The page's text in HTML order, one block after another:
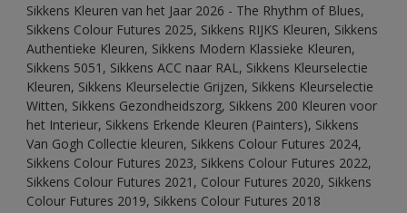
Sikkens Kleuren van het Jaar 2026 - The Rhythm of Blues,
Sikkens Colour Futures 2025, Sikkens RIJKS Kleuren, Sikkens
Authentieke Kleuren, Sikkens Modern Klassieke Kleuren,
Sikkens 5051, Sikkens ACC naar RAL, Sikkens Kleurselectie
Kleuren, Sikkens Kleurselectie Grijzen, Sikkens Kleurselectie
Witten, Sikkens Gezondheidszorg, Sikkens 200 Kleuren voor
het Interieur, Sikkens Erkende Kleuren (Painters), Sikkens
Van Gogh Collectie kleuren, Sikkens Colour Futures 2024,
Sikkens Colour Futures 2023, Sikkens Colour Futures 2022,
Sikkens Colour Futures 2021, Colour Futures 2020, Sikkens
Colour Futures 2019, Sikkens Colour Futures 2018